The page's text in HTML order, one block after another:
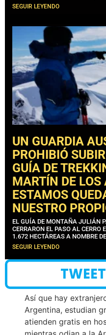
SEGUIR LEYENDO
UN GUARDIA
PROHIBIÓ
GUÍA DE
MARTÍN DE LOS
ESTAMOS
NUESTRO
EL GUÍA DE MONTAÑA JULIÁN
CERRARON EL PASO AL CERRO
1.672 HECTÁREAS A NOMBRE
SEGUIR LEYENDO
Así que hay
Argentina, estudian
atienden gratis en